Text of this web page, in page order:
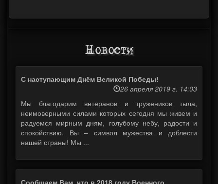
Новости
С наступающим Днём Великой Победы!
26 апреля 2019 г. 14:03
Мы благодарим ветеранов и тружеников тыла,
неимоверными силами которых сегодня мы живем и
радуемся мирным дням, голубому небу, радости и
спокойствию. Вы – символ мужества и доблести
нашей страны! Мы ...